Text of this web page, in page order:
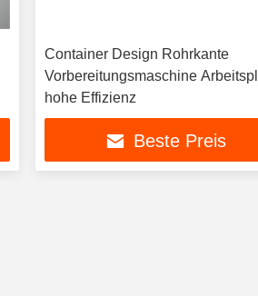
Container Design Rohrkante
Vorbereitungsmaschine
hohe Effizienz
Beste Preis